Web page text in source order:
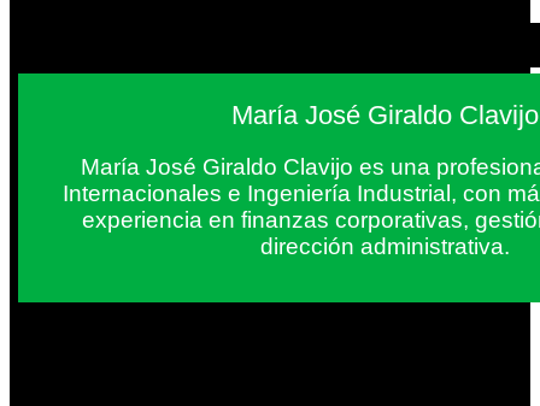
María José Giraldo Clavijo
María José Giraldo Clavijo es una
Internacionales e Ingeniería Industrial, con
experiencia en finanzas corporativas,
dirección administrativa.